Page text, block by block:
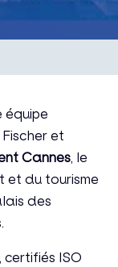
équipe
et
Cannes, le
et du tourisme
des
certifiés ISO